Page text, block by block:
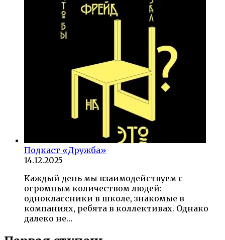
Подкаст «Дружба»
14.12.2025
Каждый день мы взаимодействуем с
огромным количеством людей:
одноклассники в школе, знакомые в
компаниях, ребята в коллективах. Однако
далеко не…